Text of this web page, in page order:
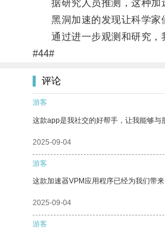
据研究人员推测，这种加速
黑洞加速的发现让科学家们
通过进一步观测和研究，我
#44#
评论
游客
这款app是我社交的好帮手，让我能够与
2025-09-04
游客
这款加速器VPM应用程序已经为我们带
2025-09-04
游客